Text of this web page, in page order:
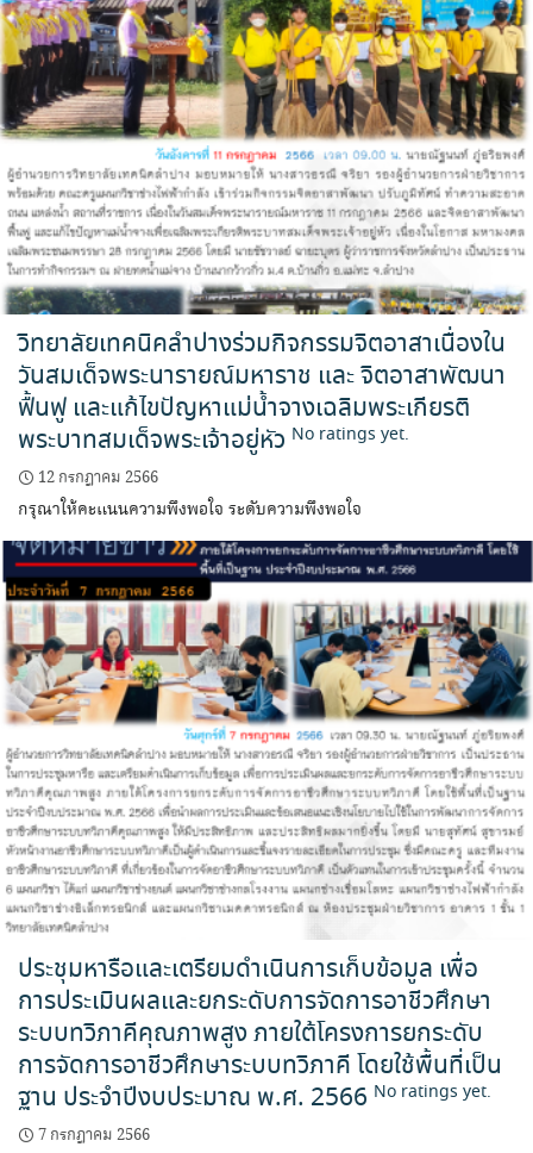
วิทยาลัยเทคนิคลำปางร่วมกิจกรรมจิตอาสาเนื่องใน
วันสมเด็จพระนารายณ์มหาราช และ จิตอาสาพัฒนา
ฟื้นฟู และแก้ไขปัญหาแม่น้ำจางเฉลิมพระเกียรติ
พระบาทสมเด็จพระเจ้าอยู่หัว No ratings yet.
12 กรกฎาคม 2566
กรุณาให้คะแนนความพึงพอใจ ระดับความพึงพอใจ
ประชุมหารือและเตรียมดำเนินการเก็บข้อมูล เพื่อ
การประเมินผลและยกระดับการจัดการอาชีวศึกษา
ระบบทวิภาคีคุณภาพสูง ภายใต้โครงการยกระดับ
การจัดการอาชีวศึกษาระบบทวิภาคี โดยใช้พื้นที่เป็น
ฐาน ประจำปีงบประมาณ พ.ศ. 2566 No ratings yet.
7 กรกฎาคม 2566